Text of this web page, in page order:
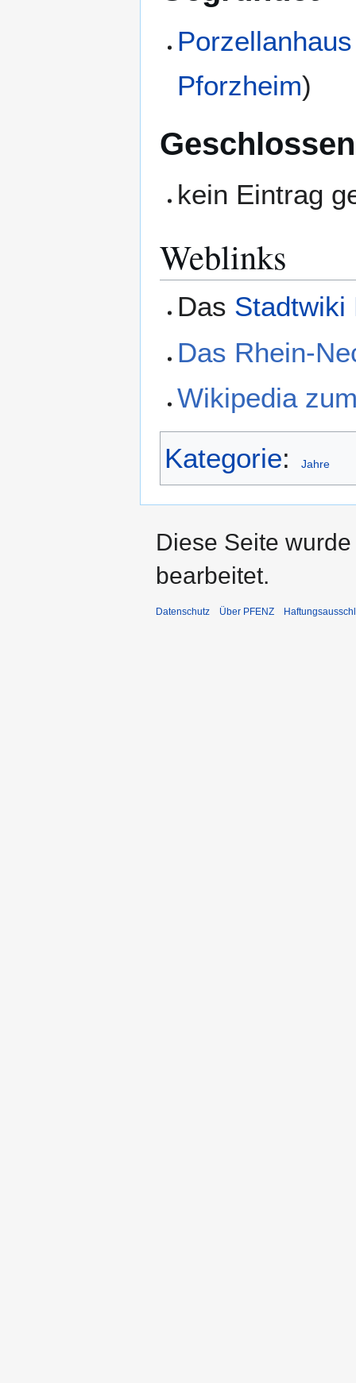
Pforzheim)
Geschlossen
kein Eintrag
Weblinks
Das Stadtwiki
Das Rhein-
Wikipedia
Kategorie: Jahre
Diese Seite
bearbeitet.
Datenschutz Über PFENZ